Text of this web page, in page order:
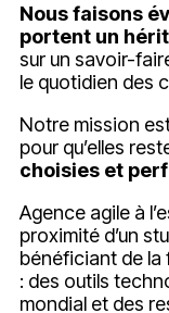
Nous faisons
portent un
sur un savoir-
le quotidien des
Notre mission
pour qu’elles
choisies et
Agence agile à
proximité d’un
bénéficiant de la
: des outils
mondial et des